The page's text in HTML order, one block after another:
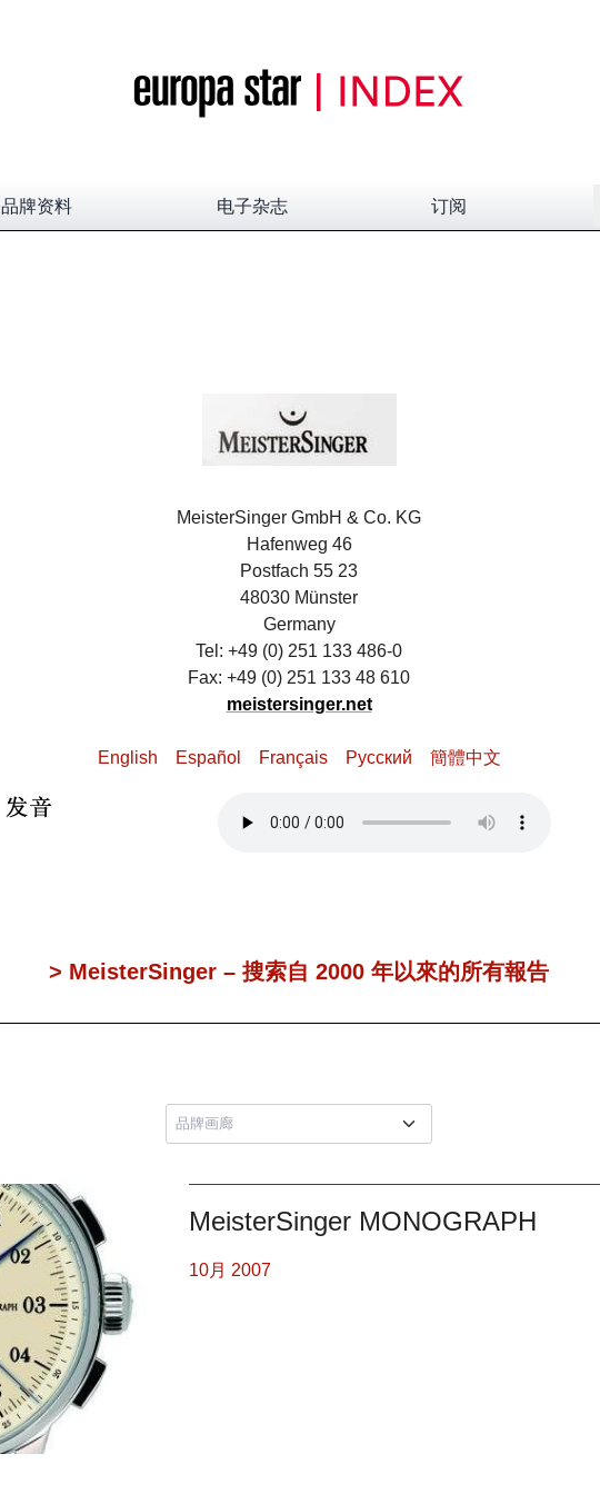
品牌资料 电子杂志 订阅
MeisterSinger GmbH & Co. KG
Hafenweg 46
Postfach 55 23
48030 Münster
Germany
Tel: +49 (0) 251 133 486-0
Fax: +49 (0) 251 133 48 610
meistersinger.net
English Español Français Pусский 簡體中文
> MeisterSinger – 搜索自 2000 年以來的所有報告
MeisterSinger MONOGRAPH
10月 2007